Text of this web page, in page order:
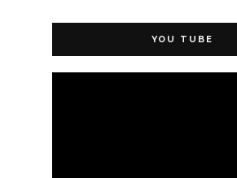
YOU TUBE